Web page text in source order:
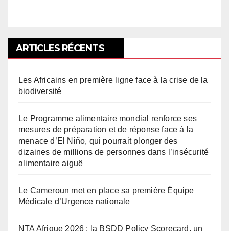
ARTICLES RÉCENTS
Les Africains en première ligne face à la crise de la
biodiversité
Le Programme alimentaire mondial renforce ses
mesures de préparation et de réponse face à la
menace d’El Niño, qui pourrait plonger des
dizaines de millions de personnes dans l’insécurité
alimentaire aiguë
Le Cameroun met en place sa première Équipe
Médicale d’Urgence nationale
NTA Afrique 2026 : la BSDD Policy Scorecard, un